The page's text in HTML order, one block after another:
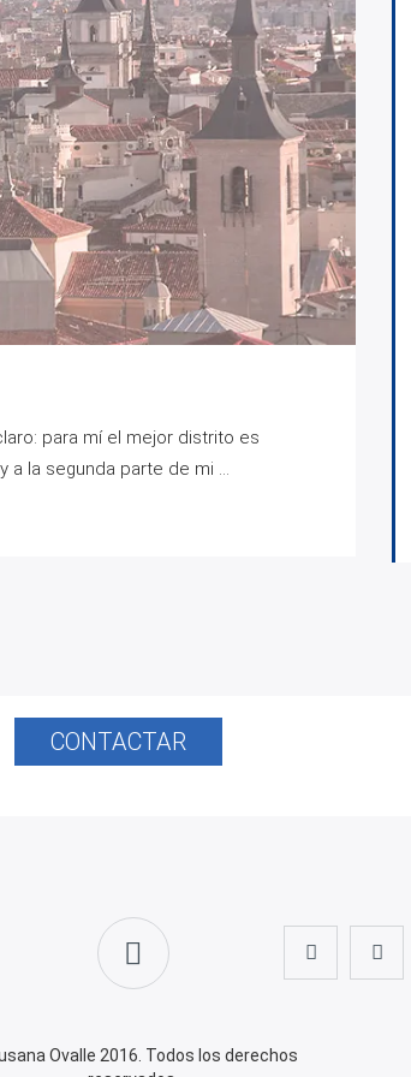
para mí el mejor distrito es
la segunda parte de mi ...
CONTACTAR
Ovalle 2016. Todos los derechos